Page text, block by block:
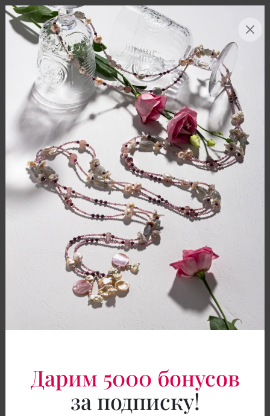
МЕНЮ
ГЛАВНАЯ / КАТАЛОГ / БУСЫ / ДЛИННЫЕ БУСЫ ИЗ ЖЕМЧУГА
Дарим 5000 бонусов
за подписку!